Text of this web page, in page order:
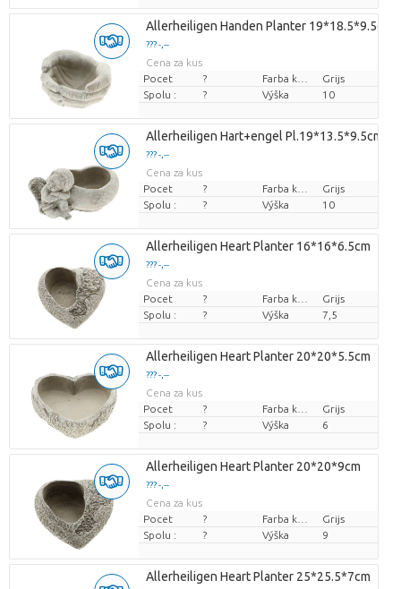
Allerheiligen Handen Planter 19*18.5*9.5cm
??? -,--
Cena za kus
Pocet
?
Grijs
Spolu :
? Výška 10
Allerheiligen Hart+engel Pl.19*13.5*9.5cm
??? -,--
Cena za kus
Pocet
?
Grijs
Spolu :
? Výška 10
Allerheiligen Heart Planter 16*16*6.5cm
??? -,--
Cena za kus
Pocet
?
Grijs
Spolu :
? Výška 7,5
Allerheiligen Heart Planter 20*20*5.5cm
??? -,--
Cena za kus
Pocet
?
Grijs
Spolu :
? Výška 6
Allerheiligen Heart Planter 20*20*9cm
??? -,--
Cena za kus
Pocet
?
Grijs
Spolu :
? Výška 9
Allerheiligen Heart Planter 25*25.5*7cm